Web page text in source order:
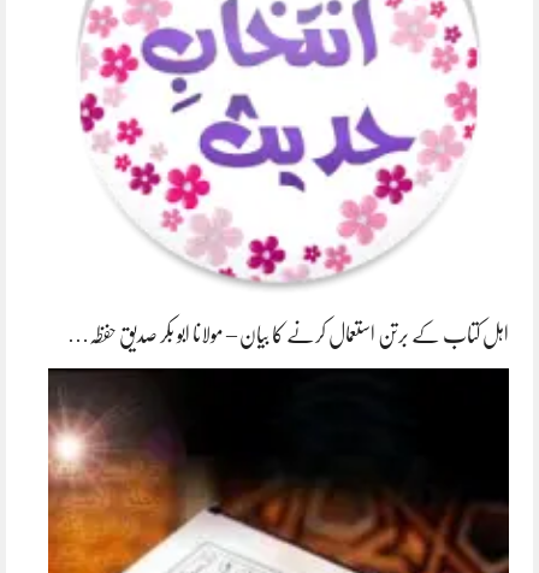
اہل کتاب کے برتن استعمال کرنے کا بیان – مولانا ابو بکر صدیق حفظہ…